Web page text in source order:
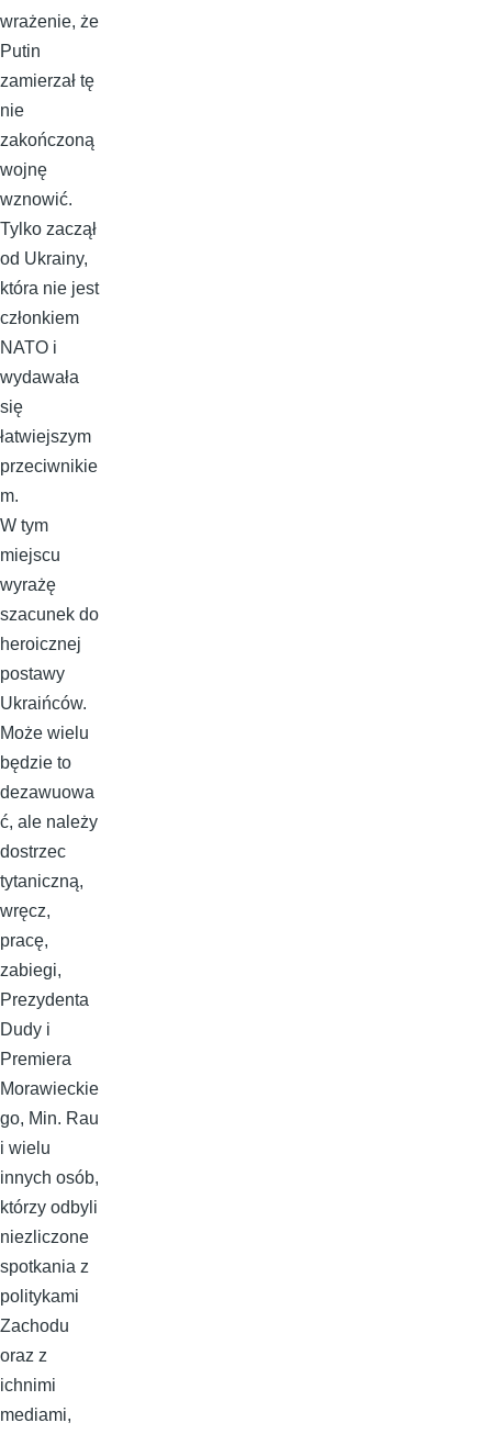
wrażenie, że
Putin
zamierzał tę
nie
zakończoną
wojnę
wznowić.
Tylko zaczął
od Ukrainy,
która nie jest
członkiem
NATO i
wydawała
się
łatwiejszym
przeciwnikie
m.
W tym
miejscu
wyrażę
szacunek do
heroicznej
postawy
Ukraińców.
Może wielu
będzie to
dezawuowa
ć, ale należy
dostrzec
tytaniczną,
wręcz,
pracę,
zabiegi,
Prezydenta
Dudy i
Premiera
Morawieckie
go, Min. Rau
i wielu
innych osób,
którzy odbyli
niezliczone
spotkania z
politykami
Zachodu
oraz z
ichnimi
mediami,